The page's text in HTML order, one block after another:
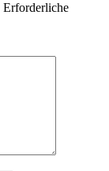
Erforderliche